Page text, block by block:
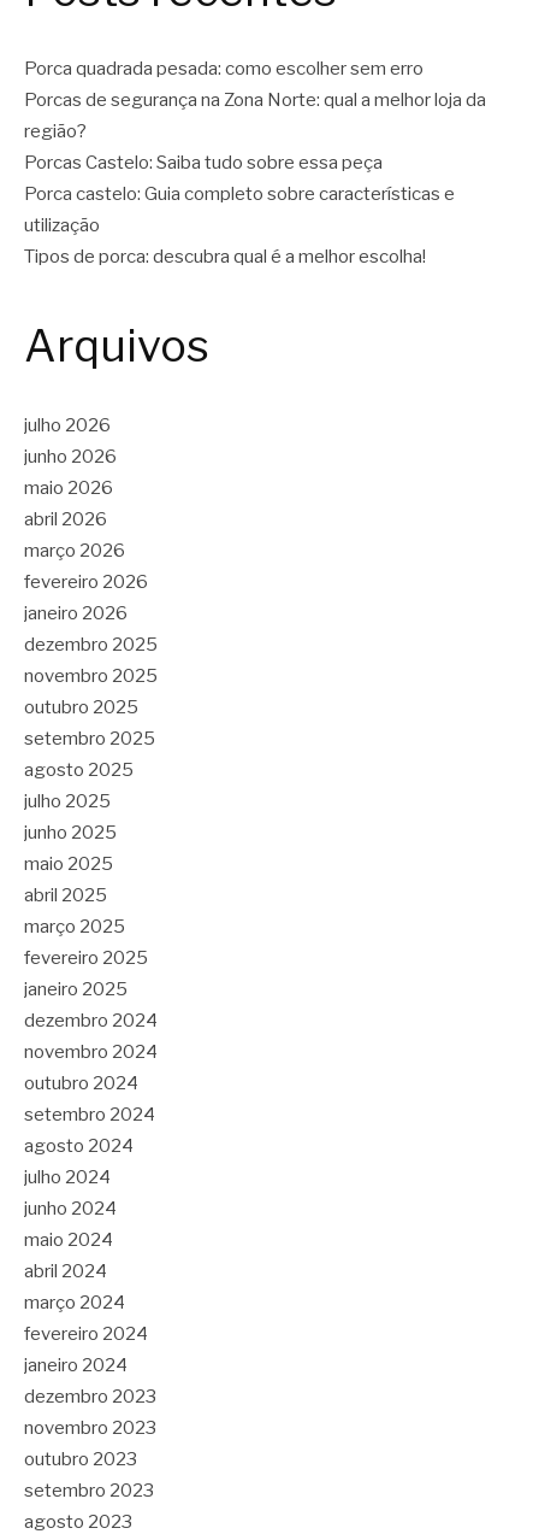
Porca quadrada pesada: como escolher sem erro
Porcas de segurança na Zona Norte: qual a melhor loja da
região?
Porcas Castelo: Saiba tudo sobre essa peça
Porca castelo: Guia completo sobre características e
utilização
Tipos de porca: descubra qual é a melhor escolha!
Arquivos
julho 2026
junho 2026
maio 2026
abril 2026
março 2026
fevereiro 2026
janeiro 2026
dezembro 2025
novembro 2025
outubro 2025
setembro 2025
agosto 2025
julho 2025
junho 2025
maio 2025
abril 2025
março 2025
fevereiro 2025
janeiro 2025
dezembro 2024
novembro 2024
outubro 2024
setembro 2024
agosto 2024
julho 2024
junho 2024
maio 2024
abril 2024
março 2024
fevereiro 2024
janeiro 2024
dezembro 2023
novembro 2023
outubro 2023
setembro 2023
agosto 2023